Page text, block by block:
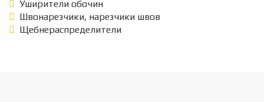
Уширители обочин
Швонарезчики, нарезчики швов
Щебнераспределители